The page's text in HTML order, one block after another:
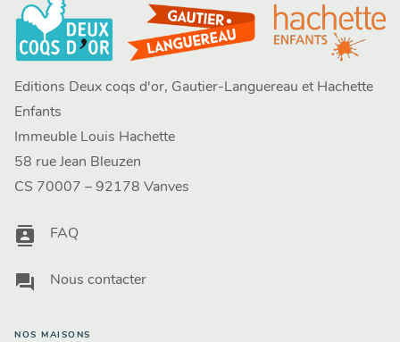
Editions Deux coqs d'or, Gautier-Languereau et Hachette
Enfants
Immeuble Louis Hachette
58 rue Jean Bleuzen
CS 70007 – 92178 Vanves
contacts FAQ
question_answer Nous contacter
NOS MAISONS